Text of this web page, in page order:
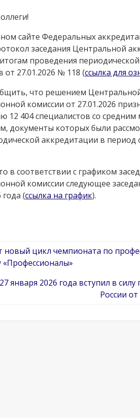
сайте Федеральных
заседания Центральной
проведения
от 27.01.2026 № 118 (ссылка для
что решением
комиссии от 27.01.2026
12 404 специалистов со
документы которых были
аккредитации в период
в соответствии с графиком
комиссии следующее
(ссылка на график).
новый цикл чемпионата по
«Профессионалы»
января 2026 года вступил в
России